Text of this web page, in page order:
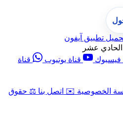
تطبيق آيفون
عشر
قناة يوتيوب
قناة
الخصوصية ✉️ اتصل بنا ⚖️ حقوق